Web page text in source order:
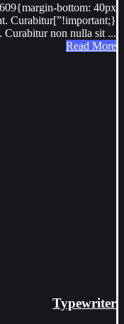
bottom: 40px
Curabitur
Curabitur non nulla sit ...
Read More
Typewriter